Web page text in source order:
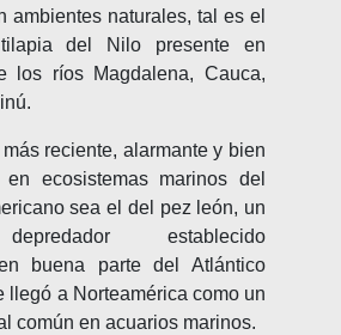
ambientes naturales, tal es el
del Nilo presente en
los ríos Magdalena, Cauca,
reciente, alarmante y bien
en ecosistemas marinos del
sea el del pez león, un
establecido
buena parte del Atlántico
llegó a Norteamérica como un
común en acuarios marinos.